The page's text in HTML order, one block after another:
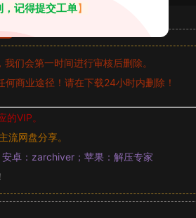
我们会第一时间进行审核后删除。
商业途径！请在下载24小时内删除！
的VIP。
流网盘分享。
卓：zarchiver；苹果：解压专家
，记得提交工单】